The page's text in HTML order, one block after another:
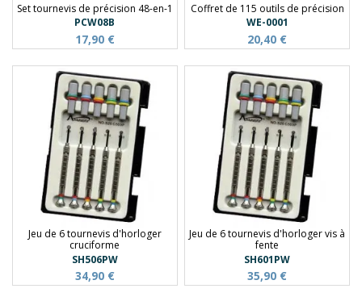
Set tournevis de précision 48-en-1
PCW08B
17,90 €
Coffret de 115 outils de précision
WE-0001
20,40 €
Jeu de 6 tournevis d'horloger
cruciforme
SH506PW
34,90 €
Jeu de 6 tournevis d'horloger vis à
fente
SH601PW
35,90 €